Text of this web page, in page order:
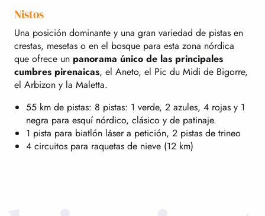
Nistos
Una posición dominante y una gran variedad de pistas en
crestas, mesetas o en el bosque para esta zona nórdica
que ofrece un panorama único de las principales
cumbres pirenaicas, el Aneto, el Pic du Midi de Bigorre,
el Arbizon y la Maletta.
55 km de pistas: 8 pistas: 1 verde, 2 azules, 4 rojas y 1
negra para esquí nórdico, clásico y de patinaje.
1 pista para biatlón láser a petición, 2 pistas de trineo
4 circuitos para raquetas de nieve (12 km)